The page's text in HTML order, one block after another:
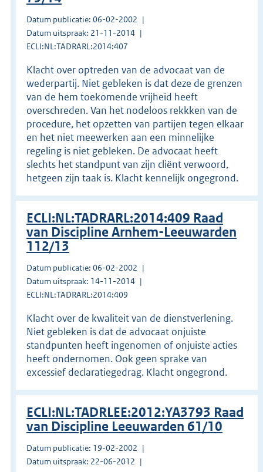
Datum publicatie: 06-02-2002
Datum uitspraak: 21-11-2014
ECLI:NL:TADRARL:2014:407
Klacht over optreden van de advocaat van de
wederpartij. Niet gebleken is dat deze de grenzen
van de hem toekomende vrijheid heeft
overschreden. Van het nodeloos rekkken van de
procedure, het opzetten van partijen tegen elkaar
en het niet meewerken aan een minnelijke
regeling is niet gebleken. De advocaat heeft
slechts het standpunt van zijn cliënt verwoord,
hetgeen zijn taak is. Klacht kennelijk ongegrond.
ECLI:NL:TADRARL:2014:409 Raad
van Discipline Arnhem-Leeuwarden
112/13
Datum publicatie: 06-02-2002
Datum uitspraak: 14-11-2014
ECLI:NL:TADRARL:2014:409
Klacht over de kwaliteit van de dienstverlening.
Niet gebleken is dat de advocaat onjuiste
standpunten heeft ingenomen of onjuiste acties
heeft ondernomen. Ook geen sprake van
excessief declaratiegedrag. Klacht ongegrond.
ECLI:NL:TADRLEE:2012:YA3793 Raad
van Discipline Leeuwarden 61/10
Datum publicatie: 19-02-2002
Datum uitspraak: 22-06-2012